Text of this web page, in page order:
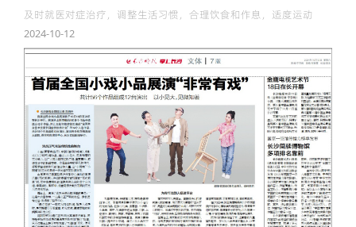
及时就医对症治疗，调整生活习惯，合理饮食和作息，适度运动
2024-10-12